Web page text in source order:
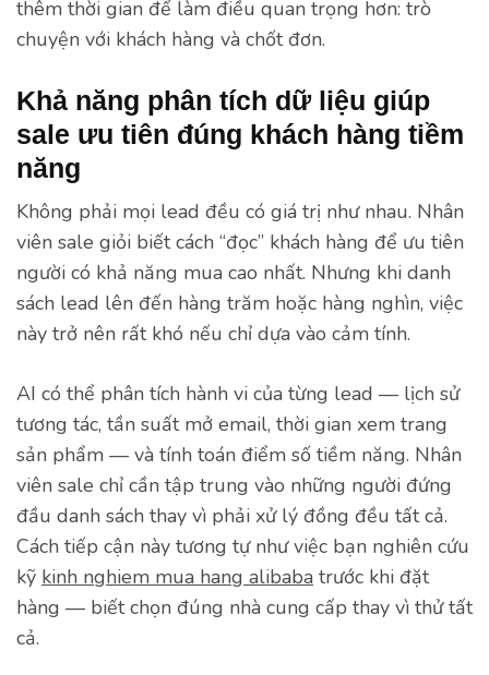
thêm thời gian để làm điều quan trọng hơn: trò
chuyện với khách hàng và chốt đơn.
Khả năng phân tích dữ liệu giúp
sale ưu tiên đúng khách hàng tiềm
năng
Không phải mọi lead đều có giá trị như nhau. Nhân
viên sale giỏi biết cách “đọc” khách hàng để ưu tiên
người có khả năng mua cao nhất. Nhưng khi danh
sách lead lên đến hàng trăm hoặc hàng nghìn, việc
này trở nên rất khó nếu chỉ dựa vào cảm tính.
AI có thể phân tích hành vi của từng lead — lịch sử
tương tác, tần suất mở email, thời gian xem trang
sản phẩm — và tính toán điểm số tiềm năng. Nhân
viên sale chỉ cần tập trung vào những người đứng
đầu danh sách thay vì phải xử lý đồng đều tất cả.
Cách tiếp cận này tương tự như việc bạn nghiên cứu
kỹ kinh nghiem mua hang alibaba trước khi đặt
hàng — biết chọn đúng nhà cung cấp thay vì thử tất
cả.